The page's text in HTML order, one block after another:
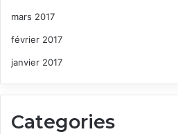
mars 2017
février 2017
janvier 2017
Categories